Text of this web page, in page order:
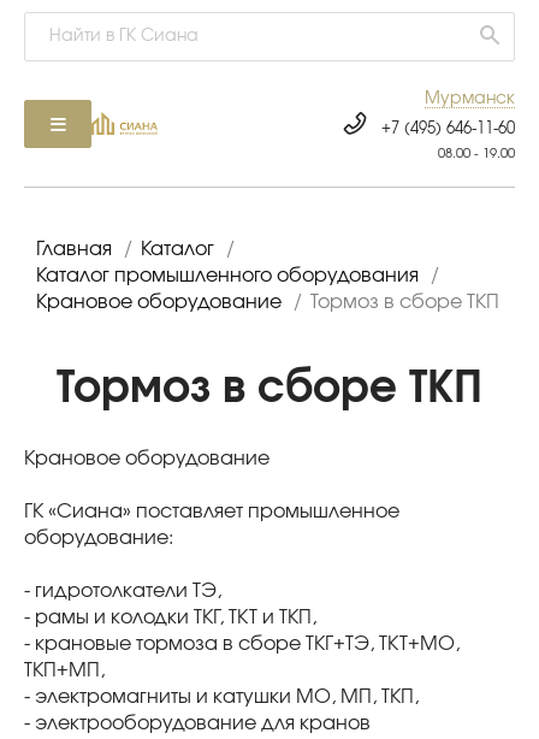
Мурманск
+7 (495) 646-11-60
08.00 - 19.00
Главная / Каталог
/
Каталог промышленного оборудования
/
Крановое оборудование
/ Тормоз в сборе ТКП
Тормоз в сборе ТКП
Крановое оборудование
ГК «Сиана» поставляет промышленное
оборудование:
- гидротолкатели ТЭ,
- рамы и колодки ТКГ, ТКТ и ТКП,
- крановые тормоза в сборе ТКГ+ТЭ, ТКТ+МО,
ТКП+МП,
- электромагниты и катушки МО, МП, ТКП,
- электрооборудование для кранов